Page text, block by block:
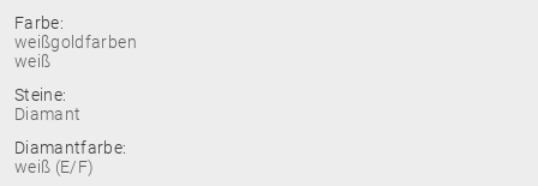
Farbe:
weißgoldfarben
weiß
Steine:
Diamant
Diamantfarbe:
weiß (E/F)